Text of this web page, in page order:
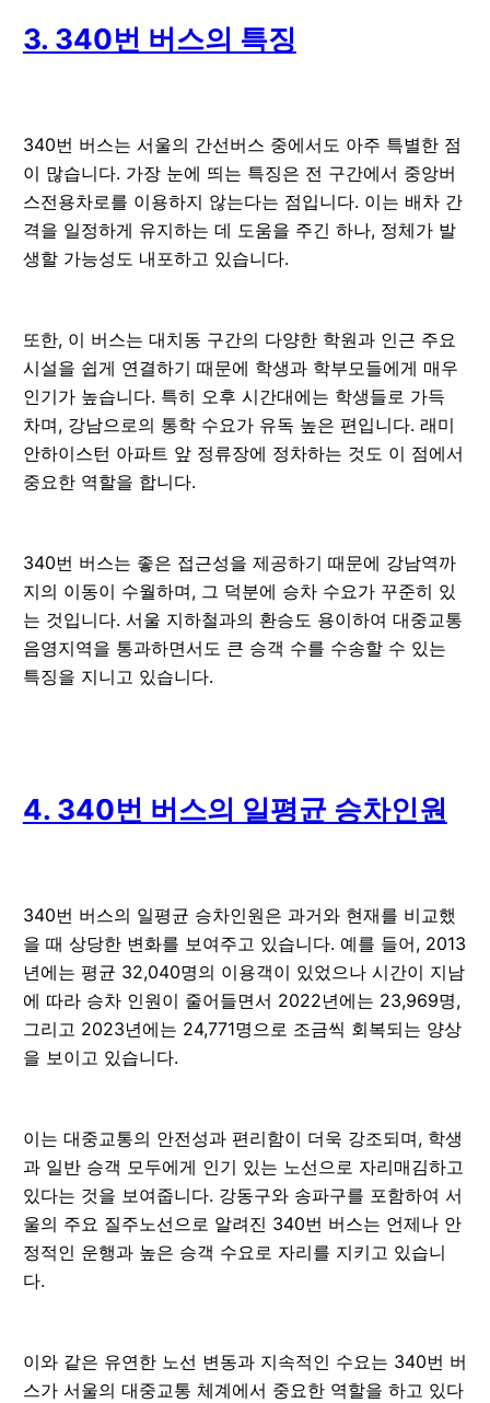
3. 340번 버스의 특징
340번 버스는 서울의 간선버스 중에서도 아주 특별한 점
이 많습니다. 가장 눈에 띄는 특징은 전 구간에서 중앙버
스전용차로를 이용하지 않는다는 점입니다. 이는 배차 간
격을 일정하게 유지하는 데 도움을 주긴 하나, 정체가 발
생할 가능성도 내포하고 있습니다.
또한, 이 버스는 대치동 구간의 다양한 학원과 인근 주요
시설을 쉽게 연결하기 때문에 학생과 학부모들에게 매우
인기가 높습니다. 특히 오후 시간대에는 학생들로 가득
차며, 강남으로의 통학 수요가 유독 높은 편입니다. 래미
안하이스턴 아파트 앞 정류장에 정차하는 것도 이 점에서
중요한 역할을 합니다.
340번 버스는 좋은 접근성을 제공하기 때문에 강남역까
지의 이동이 수월하며, 그 덕분에 승차 수요가 꾸준히 있
는 것입니다. 서울 지하철과의 환승도 용이하여 대중교통
음영지역을 통과하면서도 큰 승객 수를 수송할 수 있는
특징을 지니고 있습니다.
4. 340번 버스의 일평균 승차인원
340번 버스의 일평균 승차인원은 과거와 현재를 비교했
을 때 상당한 변화를 보여주고 있습니다. 예를 들어, 2013
년에는 평균 32,040명의 이용객이 있었으나 시간이 지남
에 따라 승차 인원이 줄어들면서 2022년에는 23,969명,
그리고 2023년에는 24,771명으로 조금씩 회복되는 양상
을 보이고 있습니다.
이는 대중교통의 안전성과 편리함이 더욱 강조되며, 학생
과 일반 승객 모두에게 인기 있는 노선으로 자리매김하고
있다는 것을 보여줍니다. 강동구와 송파구를 포함하여 서
울의 주요 질주노선으로 알려진 340번 버스는 언제나 안
정적인 운행과 높은 승객 수요로 자리를 지키고 있습니
다.
이와 같은 유연한 노선 변동과 지속적인 수요는 340번 버
스가 서울의 대중교통 체계에서 중요한 역할을 하고 있다